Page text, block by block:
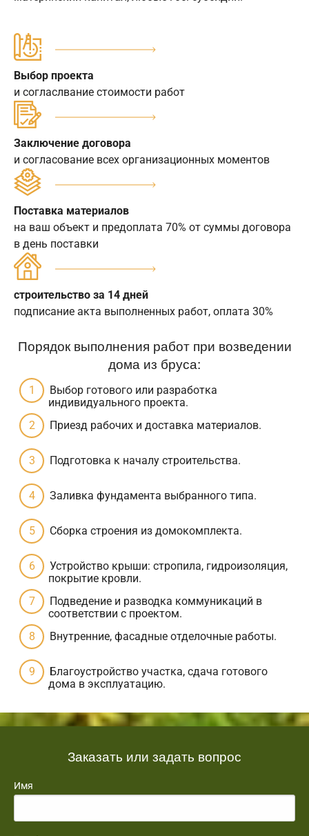
Выбор проекта
и согласлвание стоимости работ
Заключение договора
и согласование всех организационных моментов
Поставка материалов
на ваш объект и предоплата 70% от суммы договора
в день поставки
строительство за 14 дней
подписание акта выполненных работ, оплата 30%
Порядок выполнения работ при возведении
дома из бруса:
Выбор готового или разработка
индивидуального проекта.
Приезд рабочих и доставка материалов.
Подготовка к началу строительства.
Заливка фундамента выбранного типа.
Сборка строения из домокомплекта.
Устройство крыши: стропила, гидроизоляция,
покрытие кровли.
Подведение и разводка коммуникаций в
соответствии с проектом.
Внутренние, фасадные отделочные работы.
Благоустройство участка, сдача готового
дома в эксплуатацию.
Заказать или задать вопрос
Имя